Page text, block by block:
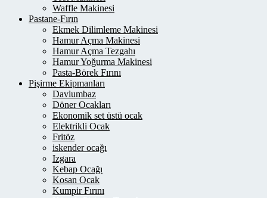
Waffle Makinesi
Pastane-Fırın
Ekmek Dilimleme Makinesi
Hamur Açma Makinesi
Hamur Açma Tezgahı
Hamur Yoğurma Makinesi
Pasta-Börek Fırını
Pişirme Ekipmanları
Davlumbaz
Döner Ocakları
Ekonomik set üstü ocak
Elektrikli Ocak
Fritöz
iskender ocağı
Izgara
Kebap Ocağı
Kosan Ocak
Kumpir Fırını